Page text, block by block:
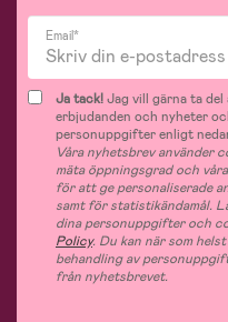
Email*
Ja tack!Jag vill gärna ta
erbjudanden och nyheter
personuppgifter enligt
Våra nyhetsbrev använder
mäta öppningsgrad och
för att ge personaliserade
samt för statistikändamål.
dina personuppgifter och
Policy. Du kan när som
behandling av
från nyhetsbrevet.